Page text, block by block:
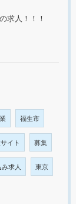
求人！！！
福生市
イト 募集
求人 東京